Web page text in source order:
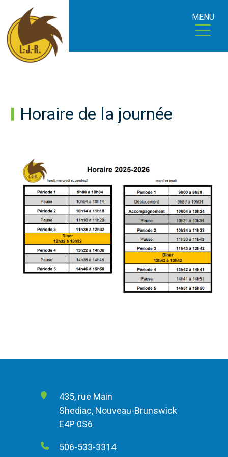
MENU
Horaire de la journée
435, rue Main
Shediac, Nouveau-Brunswick
E4P 0S6
506-533-3314